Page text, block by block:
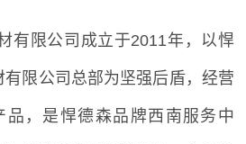
有限公司成立于2011年，以悍
限公司总部为坚强后盾，经营
品，是悍德森品牌西南服务中